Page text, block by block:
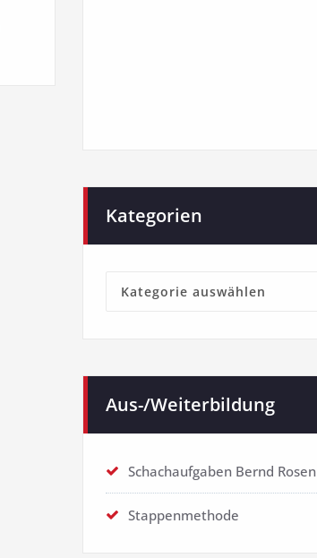
Kategorien
Kategorien
Aus-/Weiterbildung
Schachaufgaben Bernd Rosen
Stappenmethode